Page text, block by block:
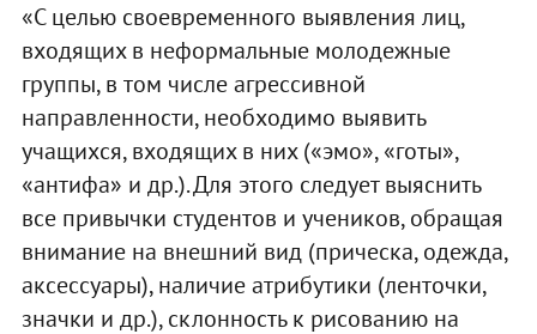
«C целью своевременного выявления лиц,
входящих в неформальные молодежные
группы, в том числе агрессивной
направленности, необходимо выявить
учащихся, входящих в них («эмо», «готы»,
«антифа» и др.). Для этого следует выяснить
все привычки студентов и учеников, обращая
внимание на внешний вид (прическа, одежда,
аксессуары), наличие атрибутики (ленточки,
значки и др.), склонность к рисованию на